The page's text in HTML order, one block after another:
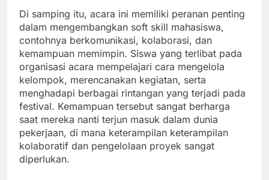
Di samping itu, acara ini memiliki peranan penting
dalam mengembangkan soft skill mahasiswa,
contohnya berkomunikasi, kolaborasi, dan
kemampuan memimpin. Siswa yang terlibat pada
organisasi acara mempelajari cara mengelola
kelompok, merencanakan kegiatan, serta
menghadapi berbagai rintangan yang terjadi pada
festival. Kemampuan tersebut sangat berharga
saat mereka nanti terjun masuk dalam dunia
pekerjaan, di mana keterampilan keterampilan
kolaboratif dan pengelolaan proyek sangat
diperlukan.